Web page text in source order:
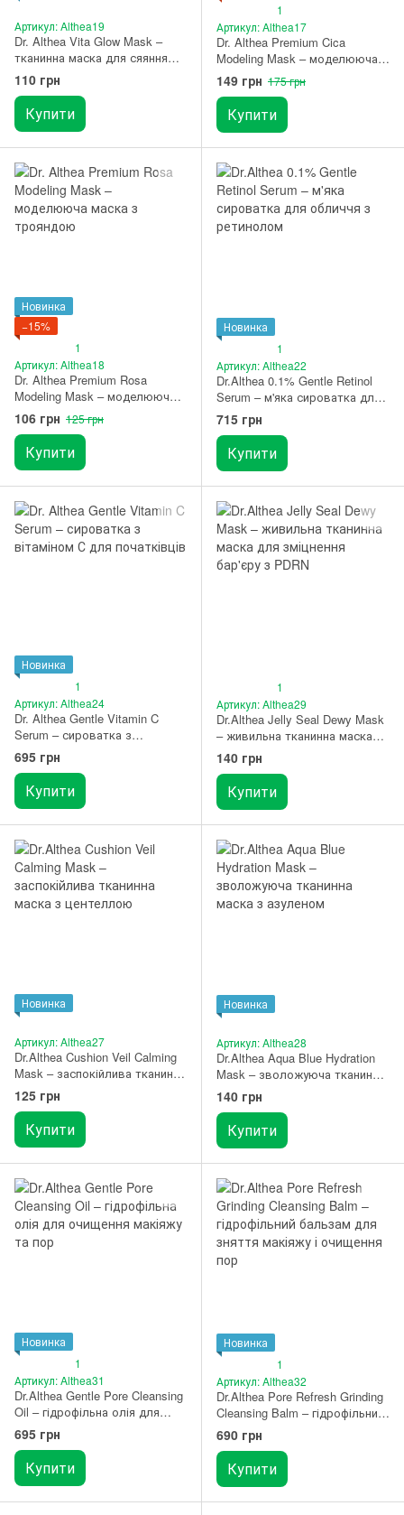
Артикул: Althea19
Dr. Althea Vita Glow Mask –
тканинна маска для сяяння
шкіри з ніацинамідом та
обліпихою 1 шт.
110 грн
Купити
1
Артикул: Althea17
Dr. Althea Premium Cica
Modeling Mask – моделююча
маска з центеллою 1 шт.
149 грн 175 грн
Купити
Новинка
−15%
1
Артикул: Althea18
Dr. Althea Premium Rosa
Modeling Mask – моделююча
маска з трояндою 1 шт.
(термін придатності до
17.12.2026)
106 грн 125 грн
Купити
Новинка
1
Артикул: Althea22
Dr.Althea 0.1% Gentle Retinol
Serum – м'яка сироватка для
обличчя з ретинолом 30 мл
715 грн
Купити
Новинка
1
Артикул: Althea24
Dr. Althea Gentle Vitamin C
Serum – сироватка з
вітаміном С для початківців
30 мл
695 грн
Купити
1
Артикул: Althea29
Dr.Althea Jelly Seal Dewy Mask
– живильна тканинна маска
для зміцнення бар'єру з PDRN
1 шт.
140 грн
Купити
Новинка
Артикул: Althea27
Dr.Althea Cushion Veil Calming
Mask – заспокійлива тканинна
маска з центеллою 1 шт.
125 грн
Купити
Новинка
Артикул: Althea28
Dr.Althea Aqua Blue Hydration
Mask – зволожуюча тканинна
маска з азуленом 1 шт.
140 грн
Купити
Новинка
1
Артикул: Althea31
Dr.Althea Gentle Pore Cleansing
Oil – гідрофільна олія для
очищення макіяжу та пор 150
мл
695 грн
Купити
Новинка
1
Артикул: Althea32
Dr.Althea Pore Refresh Grinding
Cleansing Balm – гідрофільний
бальзам для зняття макіяжу і
очищення пор 50 мл
690 грн
Купити